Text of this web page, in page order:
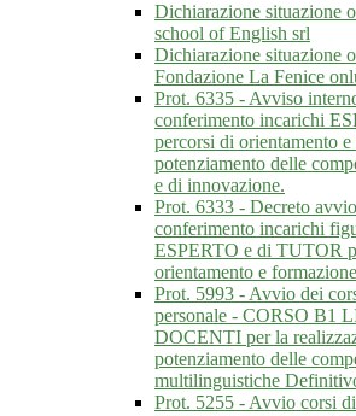
Dichiarazione situazione
school of English srl
Dichiarazione situazione
Fondazione La Fenice
Prot. 6335 - Avviso
conferimento incarichi
percorsi di orientamento
potenziamento delle
e di innovazione.
Prot. 6333 - Decreto
conferimento incarichi
ESPERTO e di TUTOR
orientamento e
Prot. 5993 - Avvio dei
personale - CORSO B1
DOCENTI per la
potenziamento delle
multilinguistiche
Prot. 5255 - Avvio corsi